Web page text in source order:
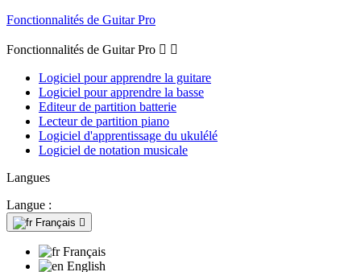
Fonctionnalités de Guitar Pro
Fonctionnalités de Guitar Pro  
Logiciel pour apprendre la guitare
Logiciel pour apprendre la basse
Editeur de partition batterie
Lecteur de partition piano
Logiciel d'apprentissage du ukulélé
Logiciel de notation musicale
Langues
Langue :
Français 
Français
English